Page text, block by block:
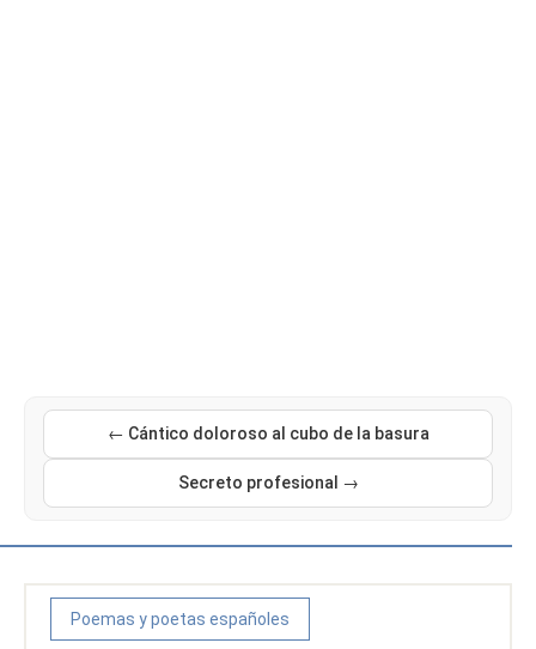
← Cántico doloroso al cubo de la basura
Secreto profesional →
Poemas y poetas españoles